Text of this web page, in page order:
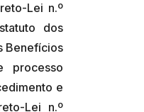
Lei n.º
dos
Benefícios
processo
e
Lei n.º